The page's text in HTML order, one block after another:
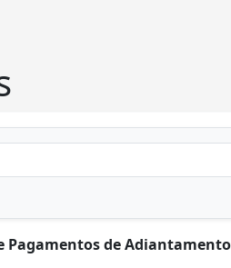
Pagamentos de Adiantamento